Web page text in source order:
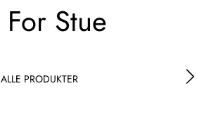
For Stue
ALLE PRODUKTER